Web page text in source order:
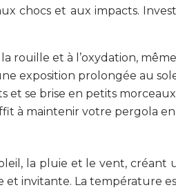
chocs et aux impacts.
rouille et à l’oxydation,
exposition prolongée au
se brise en petits morceaux
à maintenir votre pergola
la pluie et le vent, créant
invitante. La température